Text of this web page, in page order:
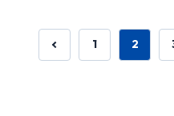
1 2